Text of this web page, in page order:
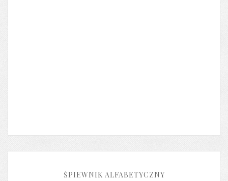
ŚPIEWNIK ALFABETYCZNY